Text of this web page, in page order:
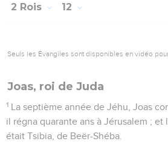
2 Rois 12
Seuls les Évangiles sont disponibles en vidéo
Joas, roi de Juda
1 La septième année de Jéhu, Joas
il régna quarante ans à Jérusalem ; et
était Tsibia, de Beër-Shéba.